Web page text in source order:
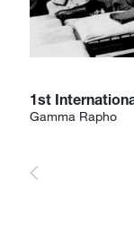
1st
Gamma Rapho